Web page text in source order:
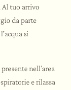
Al tuo arrivo
da parte
si
nell'area
e rilassa